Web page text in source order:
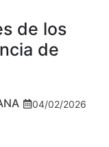
de los
de
04/02/2026